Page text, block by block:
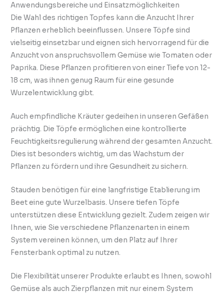
Anwendungsbereiche und Einsatzmöglichkeiten
Die Wahl des richtigen Topfes kann die Anzucht Ihrer
Pflanzen erheblich beeinflussen. Unsere Töpfe sind
vielseitig einsetzbar und eignen sich hervorragend für die
Anzucht von anspruchsvollem Gemüse wie Tomaten oder
Paprika. Diese Pflanzen profitieren von einer Tiefe von 12-
18 cm, was ihnen genug Raum für eine gesunde
Wurzelentwicklung gibt.
Auch empfindliche Kräuter gedeihen in unseren Gefäßen
prächtig. Die Töpfe ermöglichen eine kontrollierte
Feuchtigkeitsregulierung während der gesamten Anzucht.
Dies ist besonders wichtig, um das Wachstum der
Pflanzen zu fördern und ihre Gesundheit zu sichern.
Stauden benötigen für eine langfristige Etablierung im
Beet eine gute Wurzelbasis. Unsere tiefen Töpfe
unterstützen diese Entwicklung gezielt. Zudem zeigen wir
Ihnen, wie Sie verschiedene Pflanzenarten in einem
System vereinen können, um den Platz auf Ihrer
Fensterbank optimal zu nutzen.
Die Flexibilität unserer Produkte erlaubt es Ihnen, sowohl
Gemüse als auch Zierpflanzen mit nur einem System